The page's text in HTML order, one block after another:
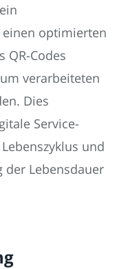
optimierten
QR-Codes
verarbeiteten
Dies
Service-
und
der Lebensdauer